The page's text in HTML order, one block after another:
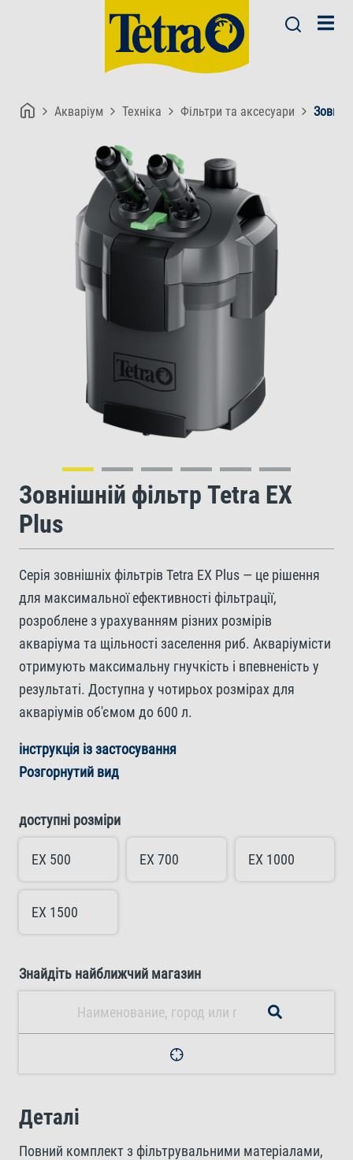
Акваріум Техніка Фільтри та аксесуари
Зовнішній фільтр Tetra EX
Plus
Серія зовнішніх фільтрів Tetra EX Plus — це рішення
для максимальної ефективності фільтрації,
розроблене з урахуванням різних розмірів
акваріума та щільності заселення риб. Акваріумісти
отримують максимальну гнучкість і впевненість у
результаті. Доступна у чотирьох розмірах для
акваріумів об'ємом до 600 л.
інструкція із застосування
Розгорнутий вид
доступні розміри
EX 500 EX 700 EX 1000
EX 1500
Знайдіть найближчий магазин
Деталі
Повний комплект з фільтрувальними матеріалами,